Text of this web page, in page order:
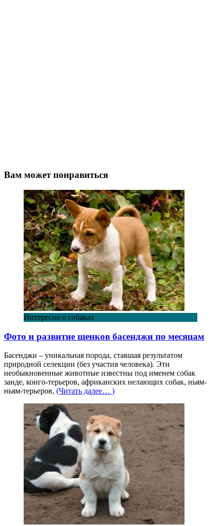
Вам может понравиться
Интересно о собаках
Фото и развитие щенков басенджи по месяцам
Басенджи – уникальная порода, ставшая результатом
природной селекции (без участия человека). Эти
необыкновенные животные известны под именем собак
занде, конго-терьеров, африканских нелающих собак, ньям-
ньям-терьеров, (Читать далее… )